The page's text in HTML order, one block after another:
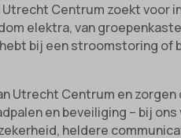
Centrum zoekt voor
elektra, van
bij een stroomstoring
Utrecht Centrum en
en beveiliging – bij
heldere